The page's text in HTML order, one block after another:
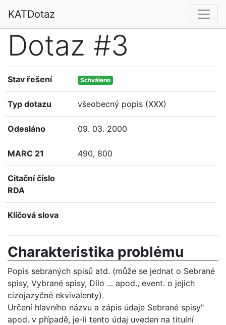
KATDotaz
Dotaz #3
Stav řešení Schváleno
Typ dotazu všeobecný popis (XXX)
Odesláno 09. 03. 2000
MARC 21 490, 800
Citační číslo
RDA
Klíčová slova
Charakteristika problému
Popis sebraných spisů atd. (může se jednat o Sebrané
spisy, Vybrané spisy, Dílo ... apod., event. o jejich
cizojazyčné ekvivalenty).
Určení hlavního názvu a zápis údaje Sebrané spisy"
apod. v případě, je-li tento údaj uveden na titulní